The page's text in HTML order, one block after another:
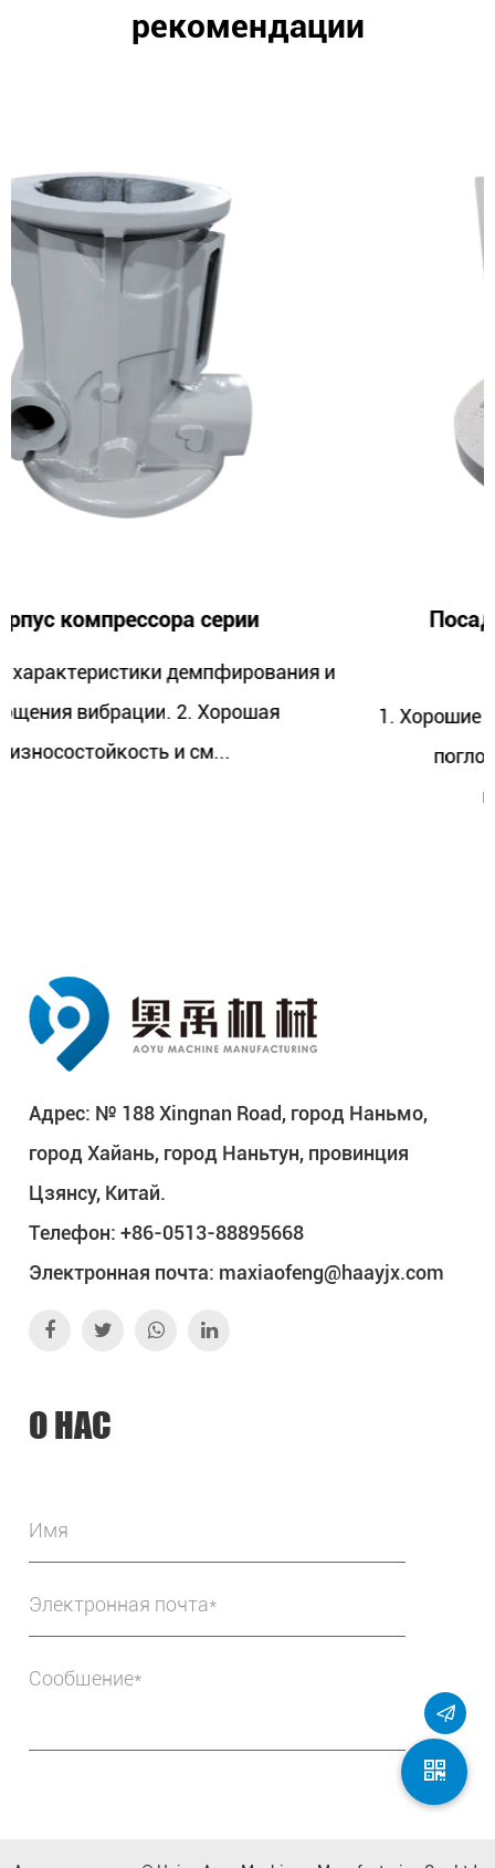
рекомендации
и
Посадочное место подшипника
компрессора
1. Хорошие характеристики
поглощения вибрации. 2. Хорошая
Адрес: № 188 Xingnan Road, город Наньмо,
город Хайань, город Наньтун, провинция
Цзянсу, Китай.
Телефон: +86-0513-88895668
Электронная почта: maxiaofeng@haayjx.com
О НАС